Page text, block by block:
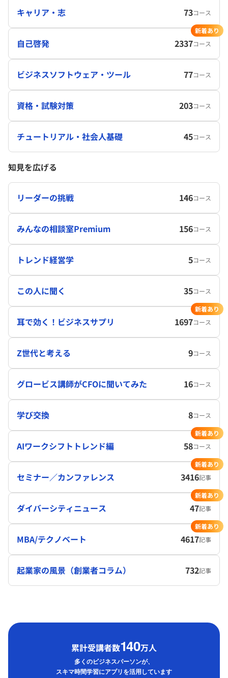
キャリア・志 73コース
自己啓発 2337コース
新着あり
ビジネスソフトウェア・ツール 77コース
資格・試験対策 203コース
チュートリアル・社会人基礎 45コース
知見を広げる
リーダーの挑戦 146コース
みんなの相談室Premium 156コース
トレンド経営学 5コース
この人に聞く 35コース
耳で効く！ビジネスサプリ 1697コース
新着あり
Z世代と考える 9コース
グロービス講師がCFOに聞いてみた 16コース
学び交換 8コース
AIワークシフトトレンド編 58コース
新着あり
セミナー／カンファレンス 3416記事
新着あり
ダイバーシティニュース 47記事
新着あり
MBA/テクノベート 4617記事
新着あり
起業家の風景（創業者コラム） 732記事
累計受講者数140万人
多くのビジネスパーソンが、
スキマ時間学習にアプリを活用しています